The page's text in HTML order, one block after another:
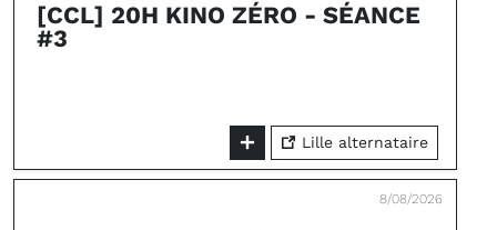
[CCL] 20H KINO ZÉRO - SÉANCE
#3
Lille alternataire
8/08/2026